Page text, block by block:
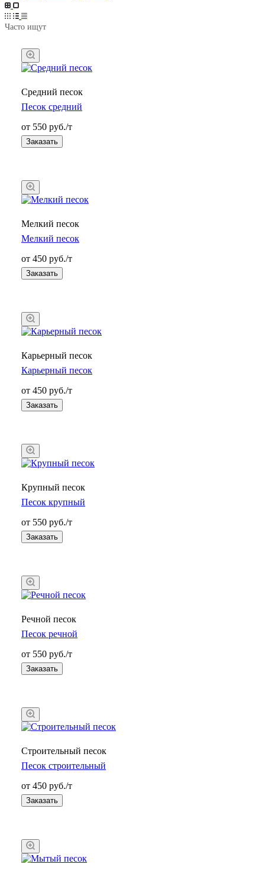
Часто ищут
Средний песок
Песок средний
от 550 руб./т
Заказать
Мелкий песок
Мелкий песок
от 450 руб./т
Заказать
Карьерный песок
Карьерный песок
от 450 руб./т
Заказать
Крупный песок
Песок крупный
от 550 руб./т
Заказать
Речной песок
Песок речной
от 550 руб./т
Заказать
Строительный песок
Песок строительный
от 450 руб./т
Заказать